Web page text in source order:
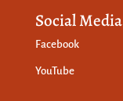
Social Media
Facebook
YouTube